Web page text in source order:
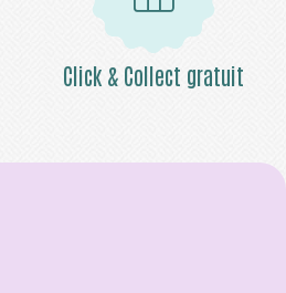
Click & Collect gratuit